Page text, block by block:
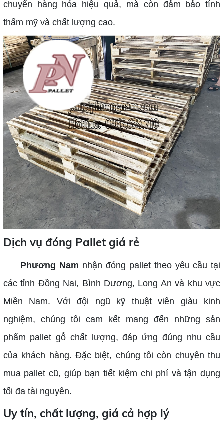
chuyển hàng hóa hiệu quả, mà còn đảm bảo tính
thẩm mỹ và chất lượng cao.
Dịch vụ đóng Pallet giá rẻ
Phương Nam nhận đóng pallet theo yêu cầu tại
các tỉnh Đồng Nai, Bình Dương, Long An và khu vực
Miền Nam. Với đội ngũ kỹ thuật viên giàu kinh
nghiệm, chúng tôi cam kết mang đến những sản
phẩm pallet gỗ chất lượng, đáp ứng đúng nhu cầu
của khách hàng. Đặc biệt, chúng tôi còn chuyên thu
mua pallet cũ, giúp bạn tiết kiệm chi phí và tận dụng
tối đa tài nguyên.
Uy tín, chất lượng, giá cả hợp lý